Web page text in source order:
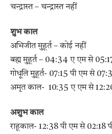
चन्द्रास्त – चन्द्रास्त नहीं
शुभ काल
अभिजीत मुहूर्त – कोई नहीं
बह्म मुहूर्त – 04:34 ए एम से
गोधूलि मुहूर्त- 07:15 पी एम से
अमृत काल- 10:35 ए एम से
अशुभ काल
राहूकाल- 12:38 पी एम से 02:18